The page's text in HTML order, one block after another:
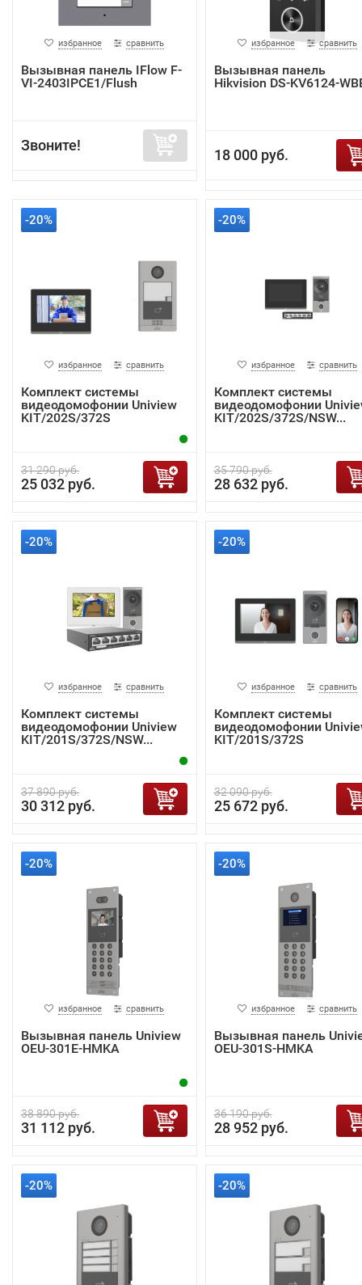
избранное сравнить
Вызывная панель IFlow F-
VI-2403IPCE1/Flush
Звоните!
избранное сравнить
Вызывная панель
Hikvision DS-KV6124-
18 000 руб.
-20%
избранное сравнить
Комплект системы
видеодомофонии Uniview
KIT/202S/372S
31 290 руб.
25 032 руб.
-20%
избранное сравнить
Комплект системы
видеодомофонии
KIT/202S/372S/NSW...
35 790 руб.
28 632 руб.
-20%
избранное сравнить
Комплект системы
видеодомофонии Uniview
KIT/201S/372S/NSW...
37 890 руб.
30 312 руб.
-20%
избранное сравнить
Комплект системы
видеодомофонии
KIT/201S/372S
32 090 руб.
25 672 руб.
-20%
избранное сравнить
Вызывная панель Uniview
OEU-301E-HMKA
38 890 руб.
31 112 руб.
-20%
избранное сравнить
Вызывная панель
OEU-301S-HMKA
36 190 руб.
28 952 руб.
-20% -20%